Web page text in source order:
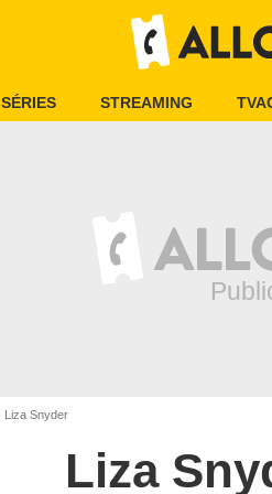
SÉRIES STREAMING
Liza Snyder
Liza